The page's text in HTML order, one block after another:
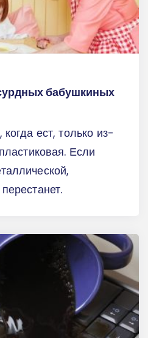
бабушкиных
ест, только из-
Если